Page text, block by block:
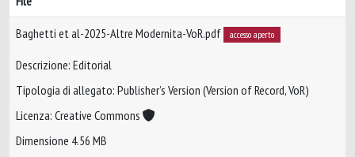
Baghetti et al-2025-Altre Modernita-VoR.pdf accesso aperto
Descrizione: Editorial
Tipologia di allegato: Publisher’s Version (Version of Record, VoR)
Licenza: Creative Commons
Dimensione 4.56 MB